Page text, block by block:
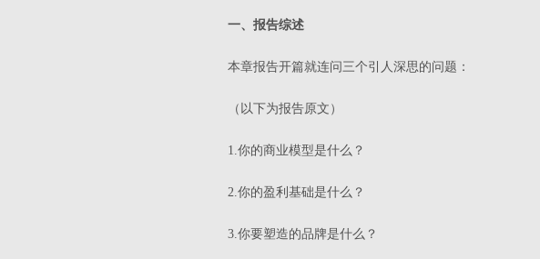
一、报告综述
本章报告开篇就连问三个引人深思的问题：
（以下为报告原文）
1.你的商业模型是什么？
2.你的盈利基础是什么？
3.你要塑造的品牌是什么？